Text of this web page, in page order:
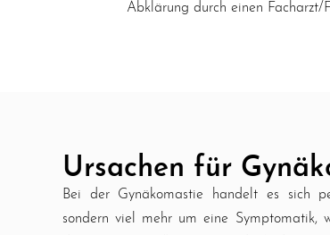
Abklärung durch einen
Ursachen für
Bei der Gynäkomastie handelt es sich
sondern viel mehr um eine Symptomatik,